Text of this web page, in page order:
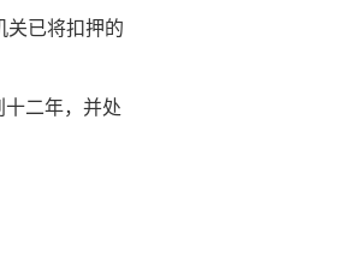
关已将扣押的
二年，并处